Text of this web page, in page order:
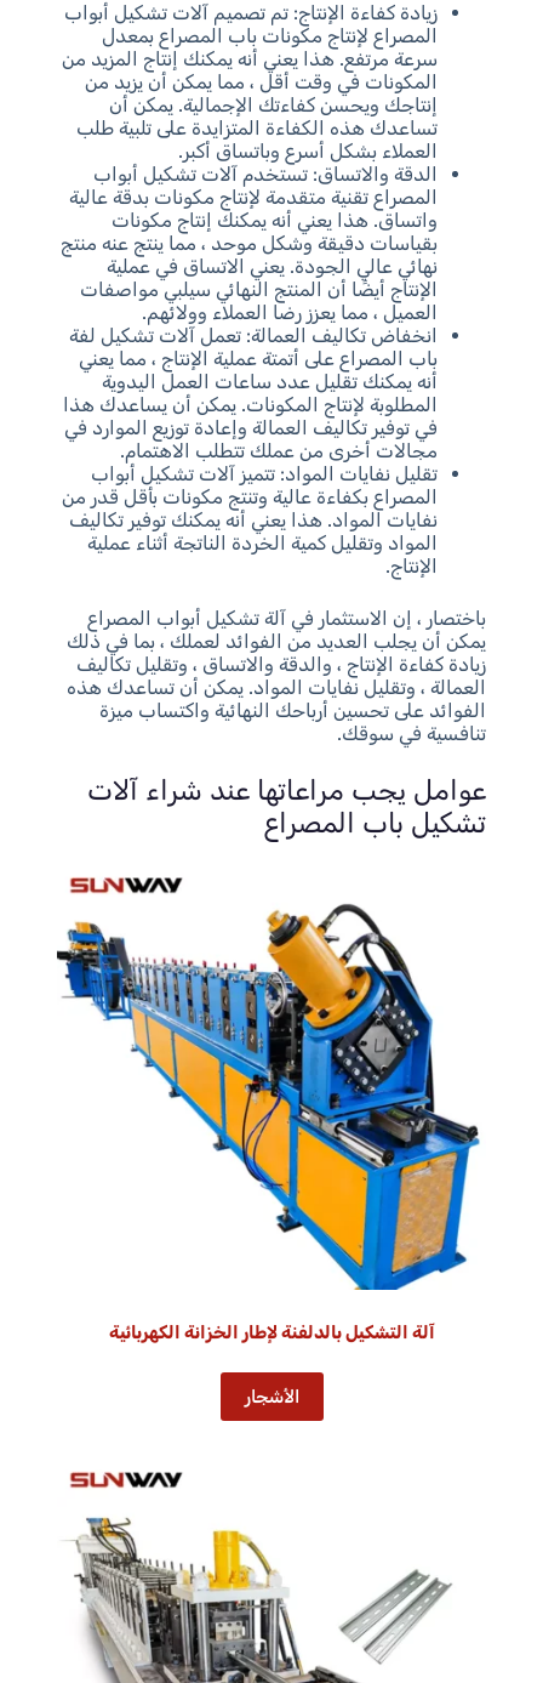
زيادة كفاءة الإنتاج: تم تصميم آلات تشكيل أبواب
المصراع لإنتاج مكونات باب المصراع بمعدل
سرعة مرتفع. هذا يعني أنه يمكنك إنتاج المزيد من
المكونات في وقت أقل ، مما يمكن أن يزيد من
إنتاجك ويحسن كفاءتك الإجمالية. يمكن أن
تساعدك هذه الكفاءة المتزايدة على تلبية طلب
العملاء بشكل أسرع وباتساق أكبر.
الدقة والاتساق: تستخدم آلات تشكيل أبواب
المصراع تقنية متقدمة لإنتاج مكونات بدقة عالية
واتساق. هذا يعني أنه يمكنك إنتاج مكونات
بقياسات دقيقة وشكل موحد ، مما ينتج عنه منتج
نهائي عالي الجودة. يعني الاتساق في عملية
الإنتاج أيضًا أن المنتج النهائي سيلبي مواصفات
العميل ، مما يعزز رضا العملاء وولائهم.
انخفاض تكاليف العمالة: تعمل آلات تشكيل لفة
باب المصراع على أتمتة عملية الإنتاج ، مما يعني
أنه يمكنك تقليل عدد ساعات العمل اليدوية
المطلوبة لإنتاج المكونات. يمكن أن يساعدك هذا
في توفير تكاليف العمالة وإعادة توزيع الموارد في
مجالات أخرى من عملك تتطلب الاهتمام.
تقليل نفايات المواد: تتميز آلات تشكيل أبواب
المصراع بكفاءة عالية وتنتج مكونات بأقل قدر من
نفايات المواد. هذا يعني أنه يمكنك توفير تكاليف
المواد وتقليل كمية الخردة الناتجة أثناء عملية
الإنتاج.
باختصار ، إن الاستثمار في آلة تشكيل أبواب المصراع
يمكن أن يجلب العديد من الفوائد لعملك ، بما في ذلك
زيادة كفاءة الإنتاج ، والدقة والاتساق ، وتقليل تكاليف
العمالة ، وتقليل نفايات المواد. يمكن أن تساعدك هذه
الفوائد على تحسين أرباحك النهائية واكتساب ميزة
تنافسية في سوقك.
عوامل يجب مراعاتها عند شراء آلات
تشكيل باب المصراع
آلة التشكيل بالدلفنة لإطار الخزانة الكهربائية
الأشجار